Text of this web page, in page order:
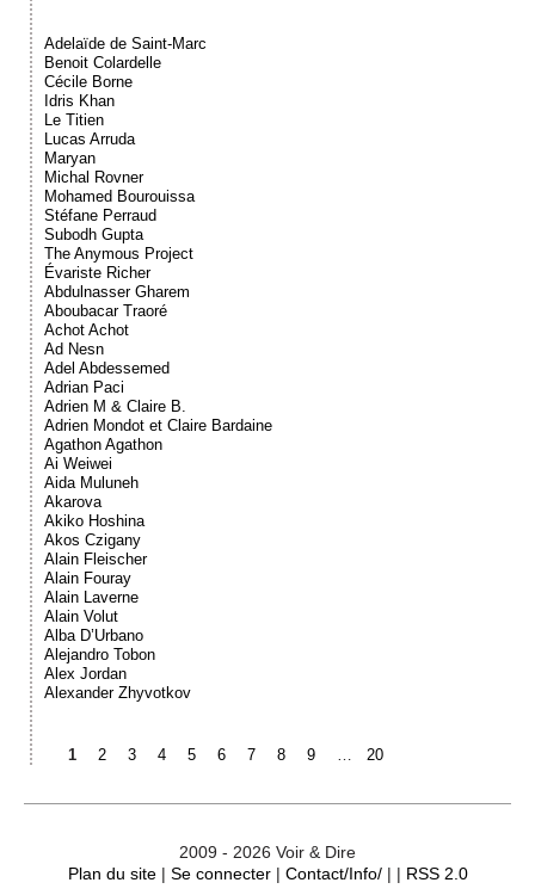
Adelaïde de Saint-Marc
Benoit Colardelle
Cécile Borne
Idris Khan
Le Titien
Lucas Arruda
Maryan
Michal Rovner
Mohamed Bourouissa
Stéfane Perraud
Subodh Gupta
The Anymous Project
Évariste Richer
Abdulnasser Gharem
Aboubacar Traoré
Achot Achot
Ad Nesn
Adel Abdessemed
Adrian Paci
Adrien M & Claire B.
Adrien Mondot et Claire Bardaine
Agathon Agathon
Ai Weiwei
Aida Muluneh
Akarova
Akiko Hoshina
Akos Czigany
Alain Fleischer
Alain Fouray
Alain Laverne
Alain Volut
Alba D’Urbano
Alejandro Tobon
Alex Jordan
Alexander Zhyvotkov
1 2 3 4 5 6 7 8 9 … 20
2009 - 2026 Voir & Dire
Plan du site| Se connecter| Contact/Info/| | RSS 2.0